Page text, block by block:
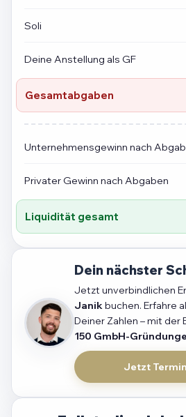
Soli
Deine Anstellung als GF
Gesamtabgaben
Unternehmensgewinn nach
Privater Gewinn nach Abgaben
Liquidität gesamt
Dein nächster
Jetzt unverbindlichen
Janikbuchen. Erfahre
Deiner Zahlen – mit der
150 GmbH-
Jetzt